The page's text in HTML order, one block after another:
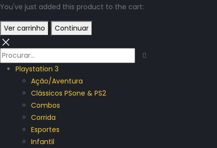
You've just added this product to the cart:
Ver carrinho Continuar
Playstation 3
Ação/Aventura
Clássicos PSone & PS2
Combos
Corrida
Esportes
Infantil